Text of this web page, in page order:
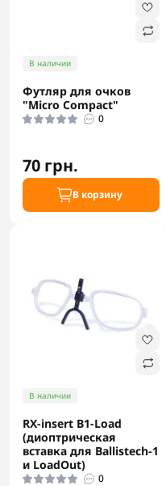
В наличии
Футляр для очков
"Micro Compact"
0
70 грн.
В корзину
В наличии
RX-insert B1-Load
(диоптрическая
вставка для Ballistech-1
и LoadOut)
0